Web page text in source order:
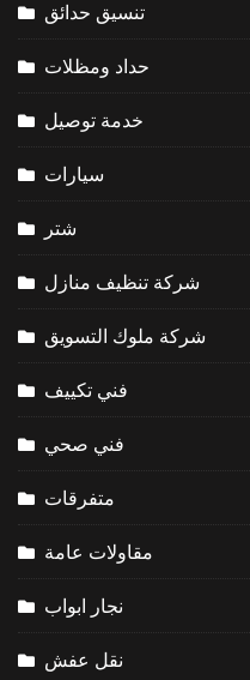
تنسيق حدائق
حداد ومظلات
خدمة توصيل
سيارات
شتر
شركة تنظيف منازل
شركة ملوك التسويق
فني تكييف
فني صحي
متفرقات
مقاولات عامة
نجار ابواب
نقل عفش